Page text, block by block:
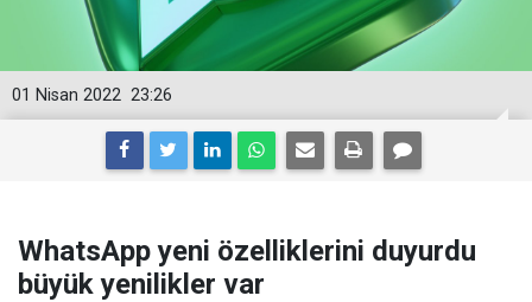
23:26
01 Nisan 2022
WhatsApp yeni özelliklerini duyurdu
büyük yenilikler var